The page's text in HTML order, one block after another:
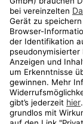
Aktionen
Travel